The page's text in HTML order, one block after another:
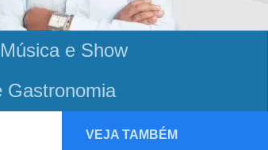
Música e Show
Gastronomia
VEJA TAMBÉM